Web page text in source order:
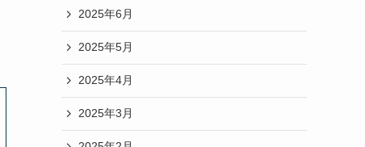
2025年6月
2025年5月
2025年4月
2025年3月